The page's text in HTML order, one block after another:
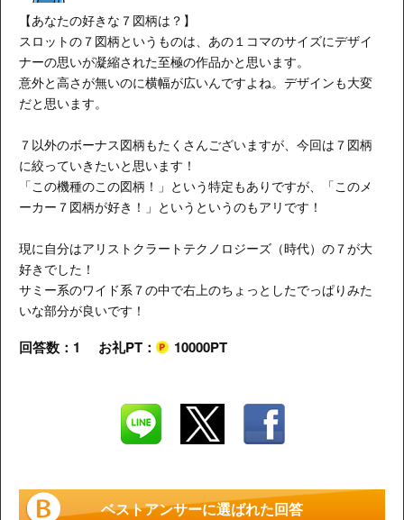
【あなたの好きな７図柄は？】
スロットの７図柄というものは、あの１コマのサイズにデザイ
ナーの思いが凝縮された至極の作品かと思います。
意外と高さが無いのに横幅が広いんですよね。デザインも大変
だと思います。
７以外のボーナス図柄もたくさんございますが、今回は７図柄
に絞っていきたいと思います！
「この機種のこの図柄！」という特定もありですが、「このメ
ーカー７図柄が好き！」というというのもアリです！
現に自分はアリストクラートテクノロジーズ（時代）の７が大
好きでした！
サミー系のワイド系７の中で右上のちょっとしたでっぱりみた
いな部分が良いです！
回答数：1 お礼PT： 10000PT
ベストアンサーに選ばれた回答